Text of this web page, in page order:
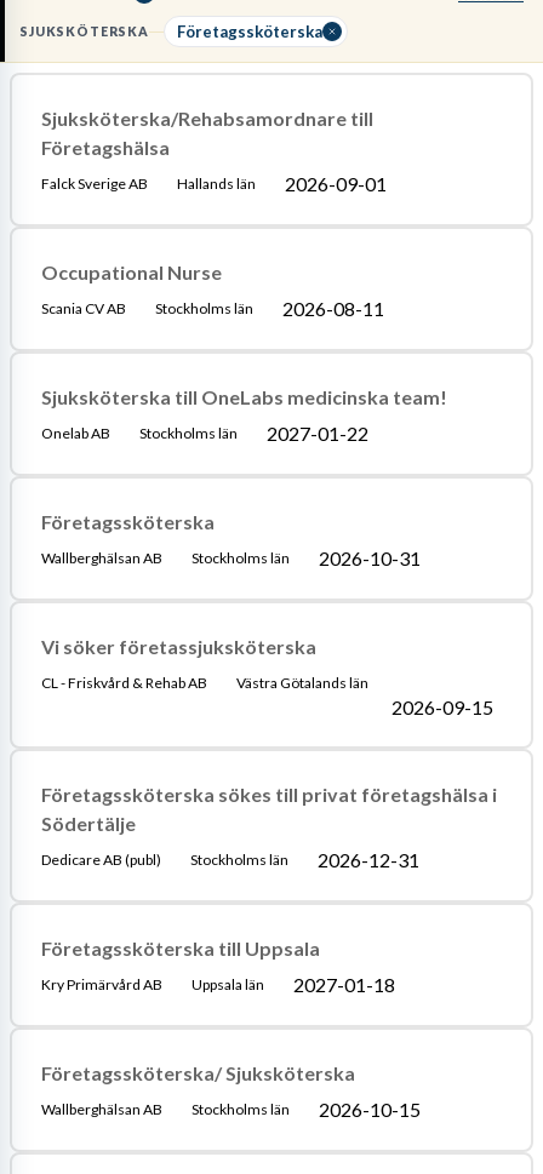
sjuksköterska, gärna med specialistutbildning inom
företagshälsovård, samt god kännedom om
Läs mer om yrket:
Löneguide Arbetsuppgifter
SJUKSKÖTERSKA Företagssköterska
Sjuksköterska/Rehabsamordnare till
Företagshälsa
Falck Sverige AB Hallands län 2026-09-01
Occupational Nurse
Scania CV AB Stockholms län 2026-08-11
Sjuksköterska till OneLabs medicinska team!
Onelab AB Stockholms län 2027-01-22
Företagssköterska
Wallberghälsan AB Stockholms län 2026-10-31
Vi söker företassjuksköterska
CL - Friskvård & Rehab AB Västra Götalands län
2026-09-15
Företagssköterska sökes till privat företagshälsa i
Södertälje
Dedicare AB (publ) Stockholms län 2026-12-31
Företagssköterska till Uppsala
Kry Primärvård AB Uppsala län 2027-01-18
Företagssköterska/ Sjuksköterska
Wallberghälsan AB Stockholms län 2026-10-15